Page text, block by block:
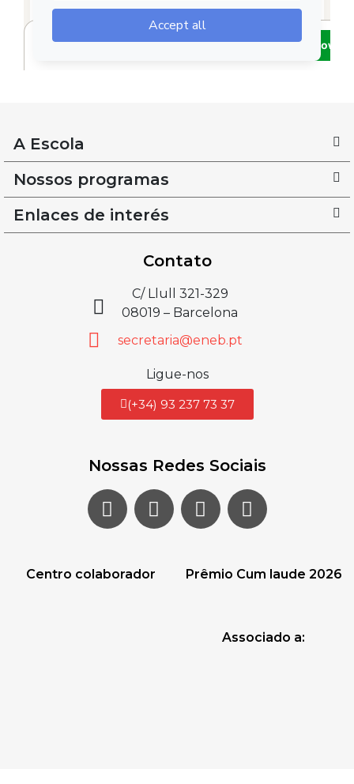
A Escola
Nossos programas
Enlaces de interés
Contato
C/ Llull 321-329
08019 – Barcelona
secretaria@eneb.pt
Ligue-nos
(+34) 93 237 73 37
Nossas Redes Sociais
Centro colaborador Prêmio Cum laude 2026
Associado a: